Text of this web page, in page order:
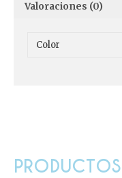
Valoraciones (0)
Color